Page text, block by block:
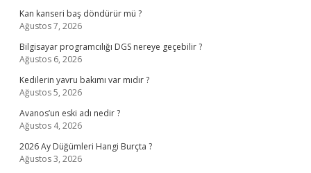
Kan kanseri baş döndürür mü ?
Ağustos 7, 2026
Bilgisayar programcılığı DGS nereye geçebilir ?
Ağustos 6, 2026
Kedilerin yavru bakımı var mıdır ?
Ağustos 5, 2026
Avanos’un eski adı nedir ?
Ağustos 4, 2026
2026 Ay Düğümleri Hangi Burçta ?
Ağustos 3, 2026